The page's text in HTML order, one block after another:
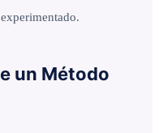
un Método